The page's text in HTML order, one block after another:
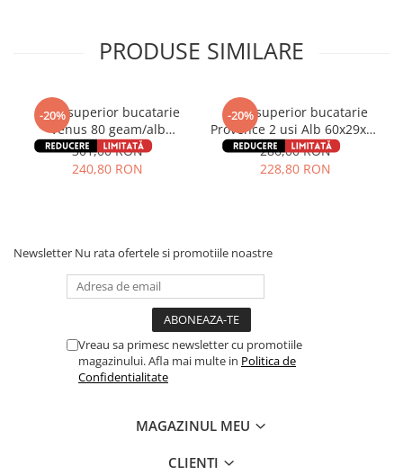
PRODUSE SIMILARE
-20%
Corp superior bucatarie
Venus 80 geam/alb
80x29x60 cm
301,00 RON
240,80 RON
-20%
Corp superior bucatarie
Provence 2 usi Alb 60x29x68
cm
286,00 RON
228,80 RON
Newsletter Nu rata ofertele si promotiile noastre
Vreau sa primesc newsletter cu promotiile
magazinului. Afla mai multe in Politica de
Confidentialitate
MAGAZINUL MEU
CLIENTI